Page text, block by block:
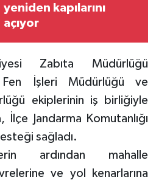
yeniden kapılarını
açıyor
Zabıta Müdürlüğü
Fen İşleri Müdürlüğü ve
ekiplerinin iş birliğiyle
İlçe Jandarma Komutanlığı
sağladı.
ardından mahalle
ve yol kenarlarına